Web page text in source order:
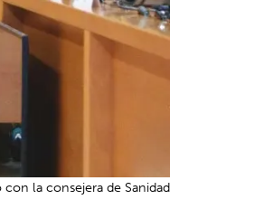
la consejera de Sanidad